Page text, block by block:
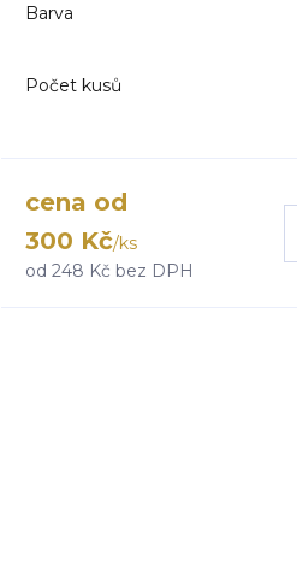
Barva
Počet kusů
cena od
300 Kč/ks
od 248 Kč bez DPH